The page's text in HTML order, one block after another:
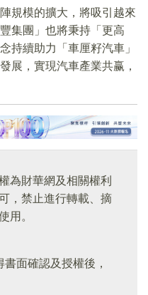
規模的擴大，將吸引越來
集團」也將秉持「更高
持續助力「車厘籽汽車」
展，實現汽車產業共赢，
為財華網及相關權利
，禁止進行轉載、摘
用。
書面確認及授權後，